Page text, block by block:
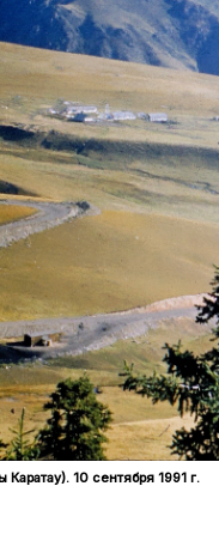
10 сентября 1991 г.